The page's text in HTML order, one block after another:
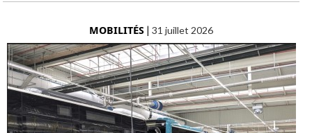
MOBILITÉS |31 juillet 2026